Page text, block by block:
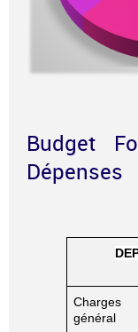
Budget
Dépenses
général